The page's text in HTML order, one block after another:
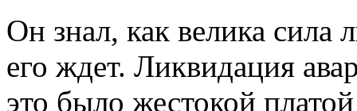
Он знал, как велика сила
его ждет. Ликвидация
это было жестокой